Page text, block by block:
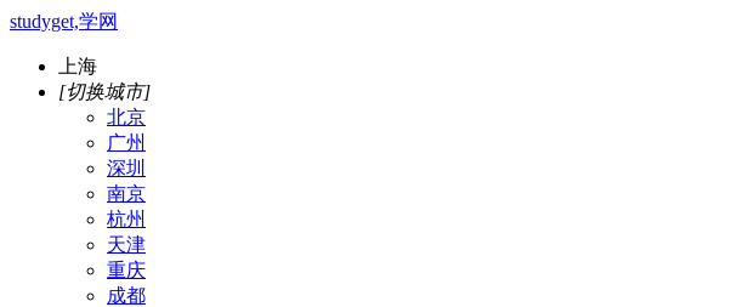
studyget,学网
上海
[切换城市]
北京
广州
深圳
南京
杭州
天津
重庆
成都